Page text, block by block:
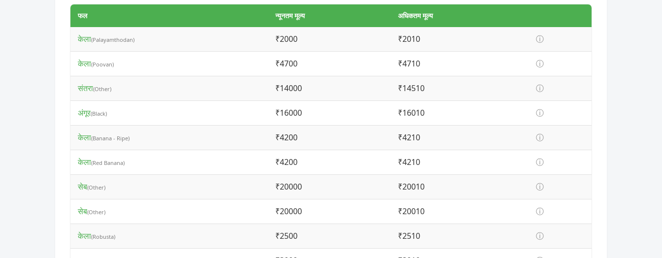
फल न्यूनतम मूल्य अधिकतम मूल्य
केला(Palayamthodan) ₹2000 ₹2010 ⓘ
केला(Poovan) ₹4700 ₹4710 ⓘ
संतरा(Other) ₹14000 ₹14510 ⓘ
अंगूर(Black) ₹16000 ₹16010 ⓘ
केला(Banana - Ripe) ₹4200 ₹4210 ⓘ
केला(Red Banana) ₹4200 ₹4210 ⓘ
सेब(Other) ₹20000 ₹20010 ⓘ
सेब(Other) ₹20000 ₹20010 ⓘ
केला(Robusta) ₹2500 ₹2510 ⓘ